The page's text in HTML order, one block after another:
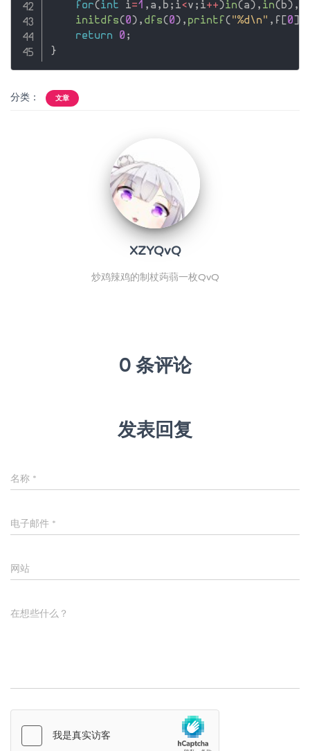
for(int i=1 , a , b ; i<v ; i++)in(a) , in(b) ,
initdfs(0) , dfs(0) , printf ( "%d\n" , f [0]
return
0 ;
}
分类： 文章
XZYQvQ
炒鸡辣鸡的制杖蒟蒻一枚QvQ
0 条评论
发表回复
名称 *
电子邮件 *
网站
在想些什么？